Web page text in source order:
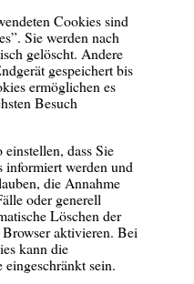
Cookies sind
Sie werden nach
gelöscht. Andere
gespeichert bis
ermöglichen es
Besuch
dass Sie
informiert werden und
die Annahme
oder generell
Löschen der
aktivieren. Bei
kann die
sein.